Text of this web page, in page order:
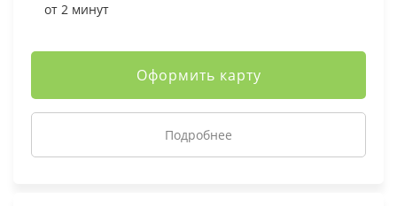
от 2 минут
Оформить карту
Подробнее